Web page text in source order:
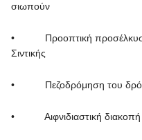
σιωπούν
• Προοπτική προσέλκυσης
Σιντικής
• Πεζοδρόμηση του
• Αιφνιδιαστική διακοπή